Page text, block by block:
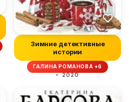
Зимние детективные
истории
ГАЛИНА РОМАНОВА +6
2020